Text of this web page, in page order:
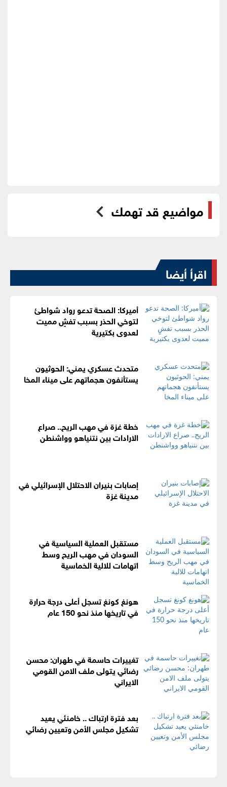
مواضيع قد تهمك
اقرأ أيضا
أميركا: الصحة تدعو رواد شواطئ
لتوخي الحذر بسبب تفشٍ مميت
لعدوى بكتيرية
متحدث عسكري يمني: الحوثيون
يستأنفون هجماتهم على ميناء المخا
خطة غزة في مهب الريح.. صراع
الارادات بين نتنياهو وواشنطن
إصابات بنيران الاحتلال الإسرائيلي في
مدينة غزة
مستقبل العملية السياسية في
السودان في مهب الريح وسط
اتهامات للالية الخماسية
هونغ كونغ تسجل أعلى درجة حرارة
في تاريخها منذ نحو 150 عام
تغييرات حاسمة في طهران: محسن
رضائي يتولى ملف الامن القومي
الايراني
بعد فترة ارتباك .. خامنئي يعيد
تشكيل مجلس الأمن وتعيين رضائي